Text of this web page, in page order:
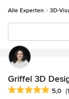
Alle Experten 3D-
Griffel 3D
Durchschnittliche
5,0